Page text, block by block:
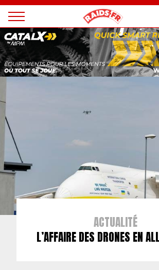
Magazine
Raids
ACTUALITÉ
L’AFFAIRE DES DRONES EN
Panneau de gestion des cookies